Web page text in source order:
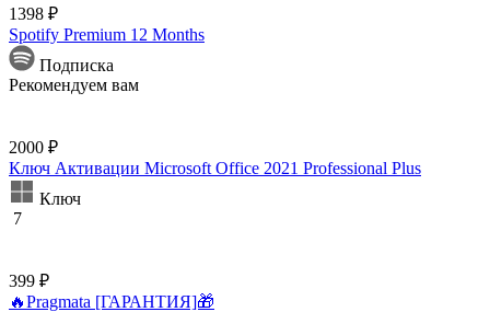
1398 ₽
Spotify Premium 12 Months
Подписка
Рекомендуем вам
2000 ₽
Ключ Активации Microsoft Office 2021 Professional Plus
Ключ
7
399 ₽
🔥Pragmata [ГАРАНТИЯ]🎁